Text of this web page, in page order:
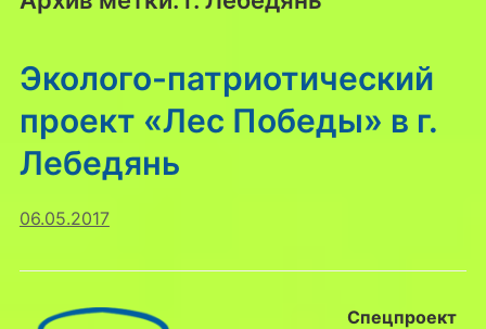
Эколого-патриотический
проект «Лес Победы» в г.
Лебедянь
06.05.2017
Спецпроект